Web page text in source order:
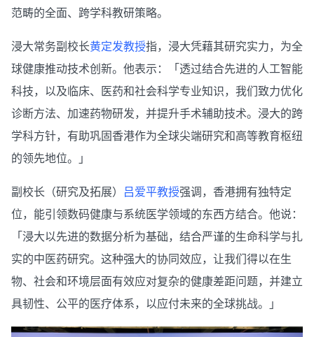
范畴的全面、跨学科教研策略。
浸大常务副校长黄定发教授指，浸大凭藉其研究实力，为全
球健康推动技术创新。他表示：「透过结合先进的人工智能
科技，以及临床、医药和社会科学专业知识，我们致力优化
诊断方法、加速药物研发，并提升手术辅助技术。浸大的跨
学科方针，有助巩固香港作为全球尖端研究和高等教育枢纽
的领先地位。」
副校长（研究及拓展） 吕爱平教授强调，香港拥有独特定
位，能引领数码健康与系统医学领域的东西方结合。他说：
「浸大以先进的数据分析为基础，结合严谨的生命科学与扎
实的中医药研究。这种强大的协同效应，让我们得以在生
物、社会和环境层面有效应对复杂的健康差距问题，并建立
具韧性、公平的医疗体系，以应付未来的全球挑战。」